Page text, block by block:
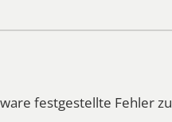
festgestellte Fehler zu